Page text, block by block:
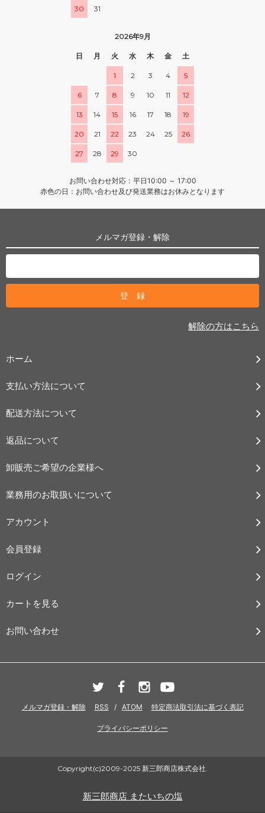
30 31
2026年9月
日 月 火 水 木 金 土
1 2 3 4 5
6 7 8 9 10 11 12
13 14 15 16 17 18 19
20 21 22 23 24 25 26
27 28 29 30
お問い合わせ対応：平日10:00 ～ 17:00
赤色の日：お問い合わせ及び発送業務はお休みとなります
メルマガ登録・解除
解除の方はこちら
ホーム
支払い方法について
配送方法について
返品について
卸販売ご希望の企業様へ
業務用のお取扱いについて
アカウント
会員登録
ログイン
カートを見る
お問い合わせ
メルマガ登録・解除 RSS / ATOM 特定商法取引法に基づく表記
プライバシーポリシー
Copyright(c)2009-2025 新三郎商店株式会社.
新三郎商店 またいちの塩